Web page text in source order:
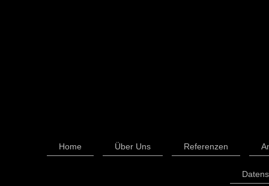
Home Über Uns Referenzen